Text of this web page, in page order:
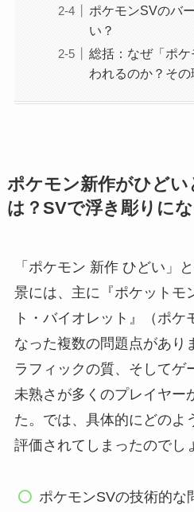
ポケモンSVのバ
い？
総括：なぜ「ポ
われるのか？そ
ポケモン新作がひどい
は？SVで浮き彫りに
「ポケモン 新作 ひどい」
景には、主に『ポケットモ
ト・バイオレット』（ポ
なった複数の問題点があり
ラフィックの質、そしてゲ
未熟さが多くのプレイヤー
た。では、具体的にどのよ
評価されてしまったのでし
ポケモンSVの技術的な